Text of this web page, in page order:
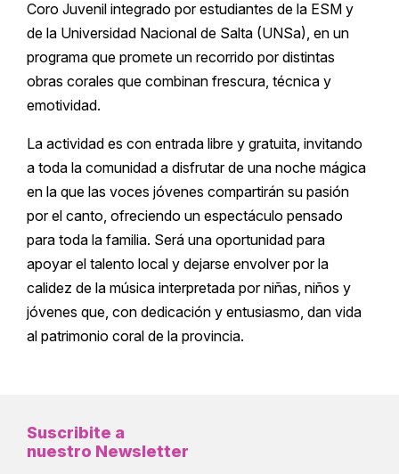
Coro Juvenil integrado por estudiantes de la ESM y
de la Universidad Nacional de Salta (UNSa), en un
programa que promete un recorrido por distintas
obras corales que combinan frescura, técnica y
emotividad.
La actividad es con entrada libre y gratuita, invitando
a toda la comunidad a disfrutar de una noche mágica
en la que las voces jóvenes compartirán su pasión
por el canto, ofreciendo un espectáculo pensado
para toda la familia. Será una oportunidad para
apoyar el talento local y dejarse envolver por la
calidez de la música interpretada por niñas, niños y
jóvenes que, con dedicación y entusiasmo, dan vida
al patrimonio coral de la provincia.
Suscribite a
nuestro Newsletter